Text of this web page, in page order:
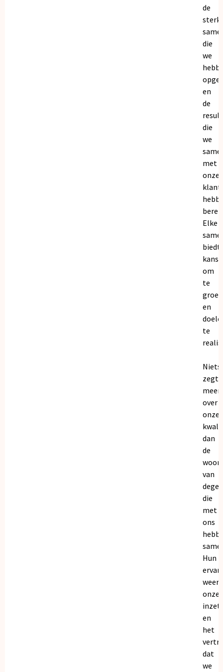
de
die
we
en
de
die
we
met
onze
Elke
biedt
om
te
en
te
Niets
zegt
meer
over
onze
dan
de
van
die
met
ons
Hun
onze
inzet
en
het
dat
we